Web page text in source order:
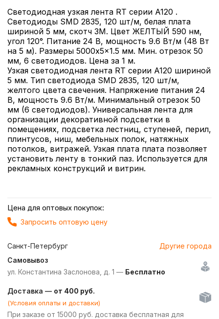
Светодиодная узкая лента RT серии A120 .
Светодиоды SMD 2835, 120 шт/м, белая плата
шириной 5 мм, скотч 3M. Цвет ЖЕЛТЫЙ 590 нм,
угол 120°. Питание 24 В, мощность 9.6 Вт/м (48 Вт
на 5 м). Размеры 5000x5x1.5 мм. Мин. отрезок 50
мм, 6 светодиодов. Цена за 1 м.
Узкая светодиодная лента RT серии A120 шириной
5 мм. Тип светодиода SMD 2835, 120 шт/м,
желтого цвета свечения. Напряжение питания 24
В, мощность 9.6 Вт/м. Минимальный отрезок 50
мм (6 светодиодов). Универсальная лента для
организации декоративной подсветки в
помещениях, подсветка лестниц, ступеней, перил,
плинтусов, ниш, мебельных полок, натяжных
потолков, витражей. Узкая плата плата позволяет
установить ленту в тонкий паз. Используется для
рекламных конструкций и витрин.
Цена для оптовых покупок:
Запросить оптовую цену
Санкт-Петербург
Другие города
Самовывоз
ул. Константина Заслонова, д. 1 — Бесплатно
Доставка — от 400 руб.
(Условия оплаты и доставки)
При заказе от 15000 руб. доставка бесплатная для